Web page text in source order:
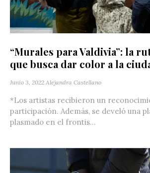
“Murales para Valdivia”: la
que busca dar color a la
Junio 3, 2022 Alejandra Castellano
*Los artistas recibieron un
participación. Además, se develó una
plasmado en el frontis...